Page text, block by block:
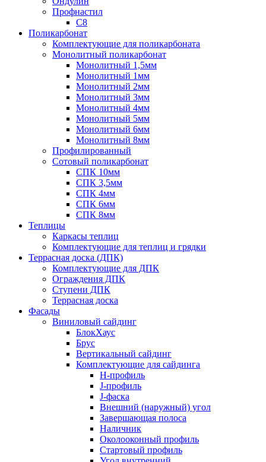
Профнастил
С8
Поликарбонат
Комплектующие для поликарбоната
Монолитный поликарбонат
Монолитный 1,5мм
Монолитный 1мм
Монолитный 2мм
Монолитный 3мм
Монолитный 4мм
Монолитный 5мм
Монолитный 6мм
Монолитный 8мм
Профилированный
Сотовый поликарбонат
СПК 10мм
СПК 3,5мм
СПК 4мм
СПК 6мм
СПК 8мм
Теплицы
Каркасы теплиц
Комплектующие для теплиц и грядки
Террасная доска (ДПК)
Комплектующие для ДПК
Ограждения ДПК
Ступени ДПК
Террасная доска
Фасады
Виниловый сайдинг
БлокХаус
Брус
Вертикальный сайдинг
Комплектующие для сайдинга
H-профиль
J-профиль
J-фаска
Внешний (наружный) угол
Завершающая полоса
Наличник
Околооконный профиль
Стартовый профиль